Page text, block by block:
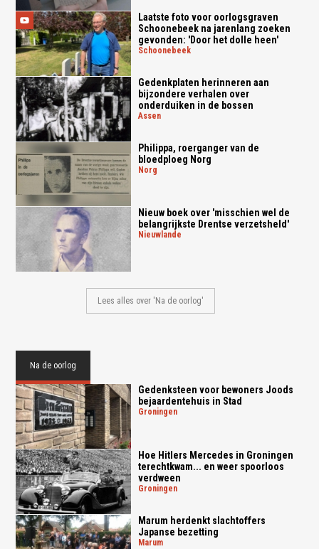
Laatste foto voor oorlogsgraven
Schoonebeek na jarenlang zoeken
gevonden: 'Door het dolle heen'
schoonebeek
Gedenkplaten herinneren aan
bijzondere verhalen over
onderduiken in de bossen
assen
Philippa, roerganger van de
bloedploeg Norg
norg
Nieuw boek over 'misschien wel de
belangrijkste Drentse verzetsheld'
nieuwlande
Lees alles over 'Na de oorlog'
Na de oorlog
Gedenksteen voor bewoners Joods
bejaardentehuis in Stad
groningen
Hoe Hitlers Mercedes in Groningen
terechtkwam... en weer spoorloos
verdween
groningen
Marum herdenkt slachtoffers
Japanse bezetting
marum